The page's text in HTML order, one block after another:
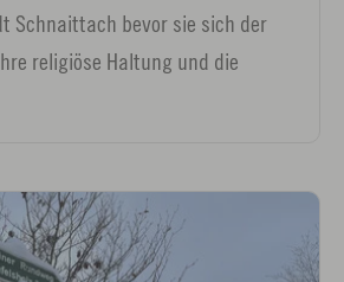
Schnaittach bevor sie sich der
religiöse Haltung und die